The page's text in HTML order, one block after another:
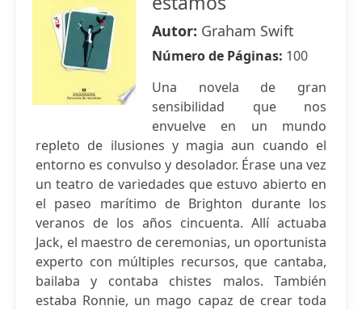
Autor: Graham Swift
Número de Páginas: 100
Una novela de gran
sensibilidad que nos
envuelve en un mundo
repleto de ilusiones y magia aun cuando el
entorno es convulso y desolador. Érase una vez
un teatro de variedades que estuvo abierto en
el paseo marítimo de Brighton durante los
veranos de los años cincuenta. Allí actuaba
Jack, el maestro de ceremonias, un oportunista
experto con múltiples recursos, que cantaba,
bailaba y contaba chistes malos. También
estaba Ronnie, un mago capaz de crear toda